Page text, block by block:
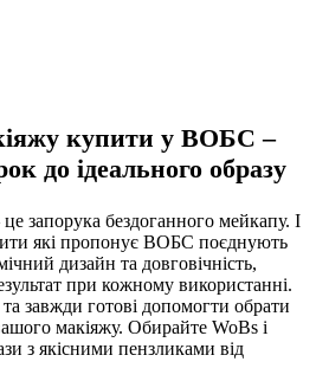
купити у ВОБС –
до ідеального образу
запорука бездоганного мейкапу. І
які пропонує ВОБС поєднують
дизайн та довговічність,
при кожному використанні.
завжди готові допомогти обрати
макіяжу. Обирайте WoBs і
з якісними пензликами від